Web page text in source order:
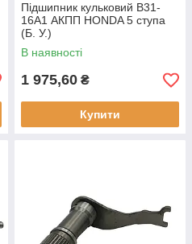
Підшипник кульковий B31-
16A1 АКПП HONDA 5 ступа
(Б. У.)
В наявності
1 975,60 ₴
Купити